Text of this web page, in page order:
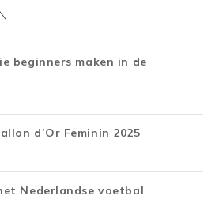
beginners maken in de
d’Or Feminin 2025
Nederlandse voetbal